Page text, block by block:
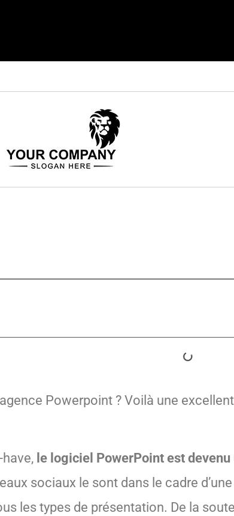
Powerpoint ? Voilà une
le logiciel PowerPoint est
sociaux le sont dans le cadre
les types de présentation. De la